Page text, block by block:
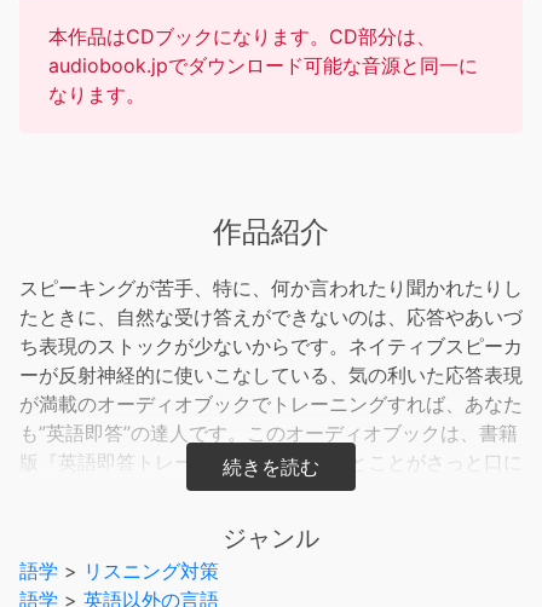
本作品はCDブックになります。CD部分は、
audiobook.jpでダウンロード可能な音源と同一に
なります。
作品紹介
スピーキングが苦手、特に、何か言われたり聞かれたりし
たときに、自然な受け答えができないのは、応答やあいづ
ち表現のストックが少ないからです。ネイティブスピーカ
ーが反射神経的に使いこなしている、気の利いた応答表現
が満載のオーディオブックでトレーニングすれば、あなた
も”英語即答”の達人です。このオーディオブックは、書籍
版『英語即答トレーニング 自然なひとことがさっと口に
出る!』の内容を、20のレッスンに分けて再構成したもの
説、全体では約50のフレーズが紹介されています。それ
らのフレーズを使った応答ができるよう、各レッスンには
ジャンル
語学 > リスニング対策
語学 > 英語以外の言語